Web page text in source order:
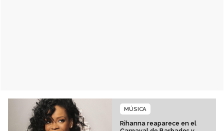
Rihanna reaparece en el
MÚSICA